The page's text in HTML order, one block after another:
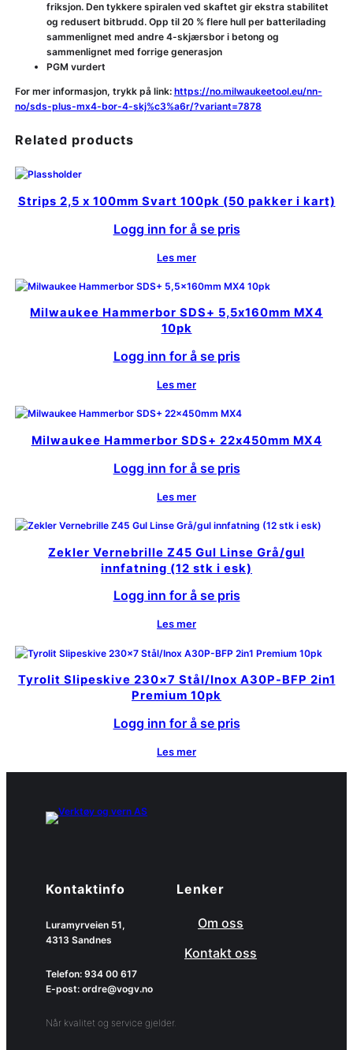
friksjon. Den tykkere spiralen ved skaftet gir ekstra stabilitet
og redusert bitbrudd. Opp til 20 % flere hull per batterilading
sammenlignet med andre 4-skjærsbor i betong og
sammenlignet med forrige generasjon
PGM vurdert
For mer informasjon, trykk på link: https://no.milwaukeetool.eu/nn-
no/sds-plus-mx4-bor-4-skj%c3%a6r/?variant=7878
Related products
Strips 2,5 x 100mm Svart 100pk (50 pakker i kart)
Logg inn for å se pris
Les mer
Milwaukee Hammerbor SDS+ 5,5x160mm MX4
10pk
Logg inn for å se pris
Les mer
Milwaukee Hammerbor SDS+ 22x450mm MX4
Logg inn for å se pris
Les mer
Zekler Vernebrille Z45 Gul Linse Grå/gul
innfatning (12 stk i esk)
Logg inn for å se pris
Les mer
Tyrolit Slipeskive 230×7 Stål/Inox A30P-BFP 2in1
Premium 10pk
Logg inn for å se pris
Les mer
Kontaktinfo
Luramyrveien 51,
4313 Sandnes
Telefon: 934 00 617
E-post: ordre@vogv.no
Når kvalitet og service gjelder.
Lenker
Om oss
Kontakt oss